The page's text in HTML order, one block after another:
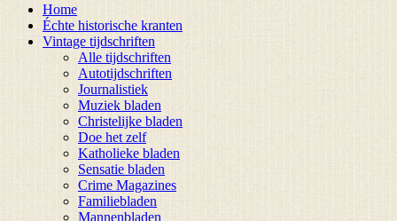
Home
Échte historische kranten
Vintage tijdschriften
Alle tijdschriften
Autotijdschriften
Journalistiek
Muziek bladen
Christelijke bladen
Doe het zelf
Katholieke bladen
Sensatie bladen
Crime Magazines
Familiebladen
Mannenbladen